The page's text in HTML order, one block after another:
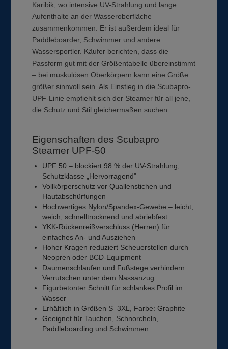
Karibik, wo intensive UV-Strahlung und lange
Aufenthalte an der Wasseroberfläche
zusammenkommen. Er ist außerdem ideal für
Paddleboarder, Schwimmer und andere
Wassersportler. Käufer berichten, dass die
Passform gut mit der Größentabelle übereinstimmt
– bei muskulösen Oberkörpern kann eine Größe
größer sinnvoll sein. Als Einstieg in die Scubapro-
UPF-Linie empfiehlt sich der Steamer für all jene,
die Schutz und Stil gleichermaßen suchen.
Eigenschaften des Scubapro
Steamer UPF-50
UPF 50 – blockiert 98 % der UV-Strahlung,
Schutzklasse „Hervorragend"
Vollkörperschutz vor Quallenstichen und
Hautabschürfungen
Hochwertiges Nylon/Spandex-Gewebe – leicht,
weich, schnelltrocknend und abriebfest
YKK-Rückenreißverschluss (Herren) für
einfaches An- und Ausziehen
Hoher Kragen reduziert Scheuerstellen durch
Neopren oder BCD-Equipment
Daumenschlaufen und Fußstege verhindern
Verrutschen unter dem Nassanzug
Figurbetonter Schnitt für schlankes Profil im
Wasser
Erhältlich in Größen S–3XL, Farbe: Graphite
Geeignet für Tauchen, Schnorcheln,
Paddleboarding und Schwimmen